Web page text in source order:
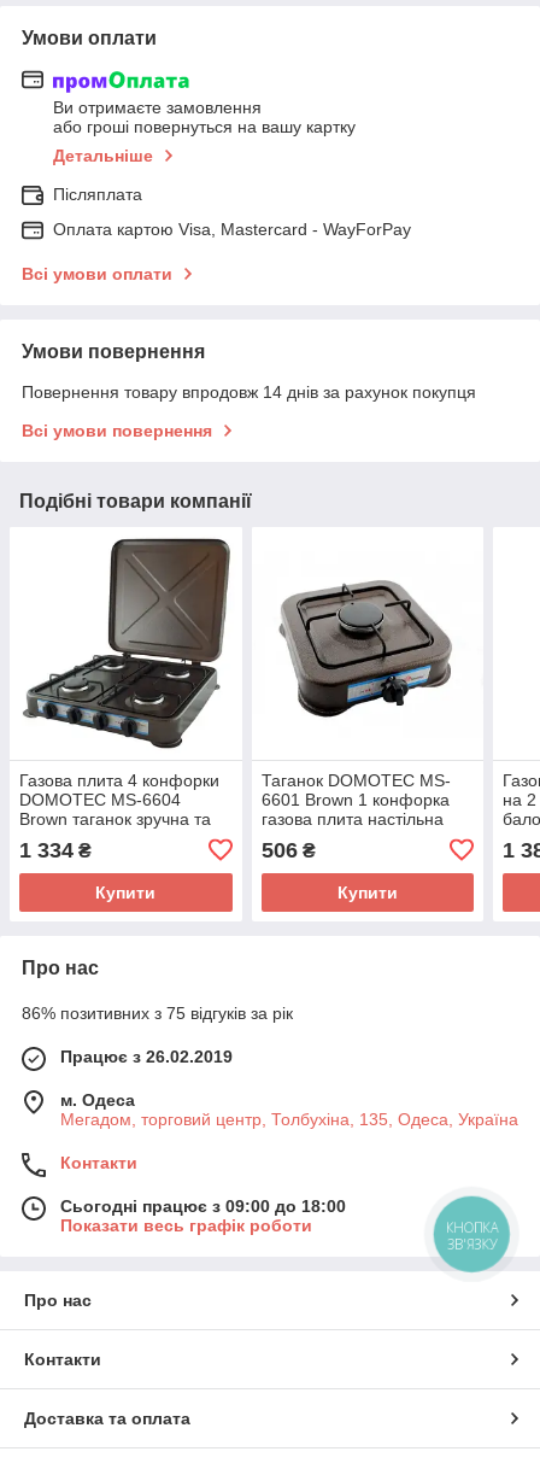
Умови оплати
Ви отримаєте замовлення
або гроші повернуться на вашу картку
Детальніше
Післяплата
Оплата картою Visa, Mastercard - WayForPay
Всі умови оплати
Умови повернення
Повернення товару впродовж 14 днів за рахунок покупця
Всі умови повернення
Подібні товари компанії
Газова плита 4 конфорки
DOMOTEC MS-6604
Brown таганок зручна та
проста в обслуговуванні
1 334 ₴
Купити
Таганок DOMOTEC MS-
6601 Brown 1 конфорка
газова плита настільна
506₴
Купити
на
1
Про нас
86% позитивних з 75 відгуків за рік
Працює з 26.02.2019
м. Одеса
Мегадом, торговий центр, Толбухіна, 135, Одеса, Україна
Контакти
Сьогодні працює з 09:00 до 18:00
Показати весь графік роботи
Про нас
Контакти
Доставка та оплата
КНОПКА
ЗВ'ЯЗКУ